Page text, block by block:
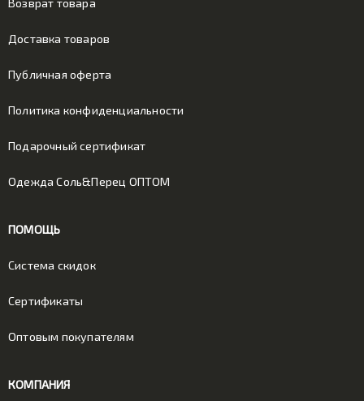
Возврат товара
Доставка товаров
Публичная оферта
Политика конфиденциальности
Подарочный сертификат
Одежда Соль&Перец ОПТОМ
ПОМОЩЬ
Система скидок
Сертификаты
Оптовым покупателям
КОМПАНИЯ